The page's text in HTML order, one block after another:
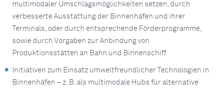
multimodaler Umschlagsmöglichkeiten setzen, durch
verbesserte Ausstattung der Binnenhäfen und ihrer
Terminals, oder durch entsprechende Förderprogramme,
sowie durch Vorgaben zur Anbindung von
Produktionsstätten an Bahn und Binnenschiff
Initiativen zum Einsatz umweltfreundlicher Technologien in
Binnenhäfen – z. B. als multimodale Hubs für alternative